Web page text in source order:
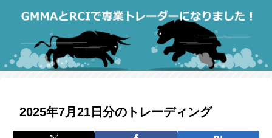
2025年7月21日分のトレーディング